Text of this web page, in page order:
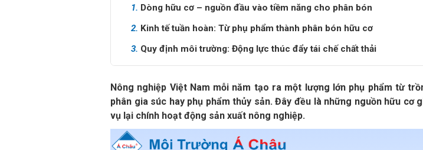
1. Dòng hữu cơ – nguồn đầu vào tiềm năng cho phân bón
2. Kinh tế tuần hoàn: Từ phụ phẩm thành phân bón hữu cơ
3. Quy định môi trường: Động lực thúc đẩy tái chế chất thải
Nông nghiệp Việt Nam mỗi năm tạo ra một lượng lớn phụ phẩm từ
phân gia súc hay phụ phẩm thủy sản. Đây đều là những nguồn hữu
vụ lại chính hoạt động sản xuất nông nghiệp.